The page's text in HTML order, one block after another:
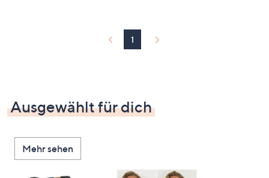
1
Ausgewählt für dich
Mehr sehen